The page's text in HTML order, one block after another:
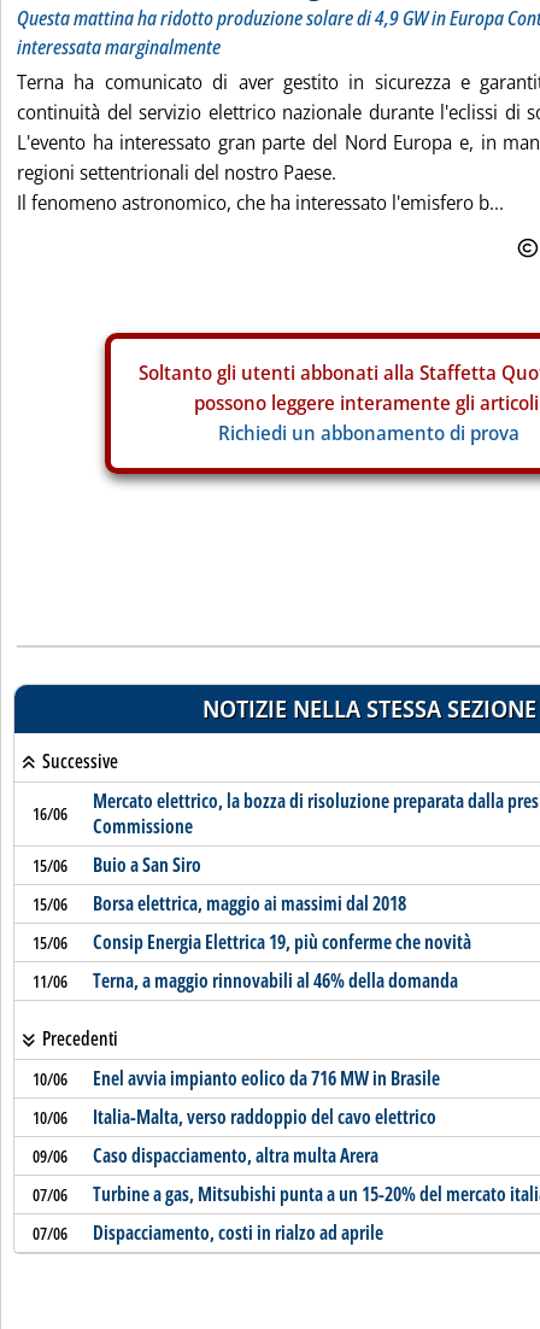
Questa mattina ha ridotto produzione solare di 4,9 GW in Europa
interessata marginalmente
Terna ha comunicato di aver gestito in sicurezza e
continuità del servizio elettrico nazionale durante l'eclissi di
L'evento ha interessato gran parte del Nord Europa e, in
regioni settentrionali del nostro Paese.
Il fenomeno astronomico, che ha interessato l'emisfero b...
Soltanto gli utenti abbonati alla Staffetta
possono leggere interamente gli
Richiedi un abbonamento di prova
NOTIZIE NELLA STESSA SEZIONE
Successive
16/06
Mercato elettrico, la bozza di risoluzione preparata dalla
Commissione
15/06 Buio a San Siro
15/06 Borsa elettrica, maggio ai massimi dal 2018
15/06 Consip Energia Elettrica 19, più conferme che novità
11/06 Terna, a maggio rinnovabili al 46% della domanda
Precedenti
10/06 Enel avvia impianto eolico da 716 MW in Brasile
10/06 Italia-Malta, verso raddoppio del cavo elettrico
09/06 Caso dispacciamento, altra multa Arera
07/06 Turbine a gas, Mitsubishi punta a un 15-20% del mercato
07/06 Dispacciamento, costi in rialzo ad aprile